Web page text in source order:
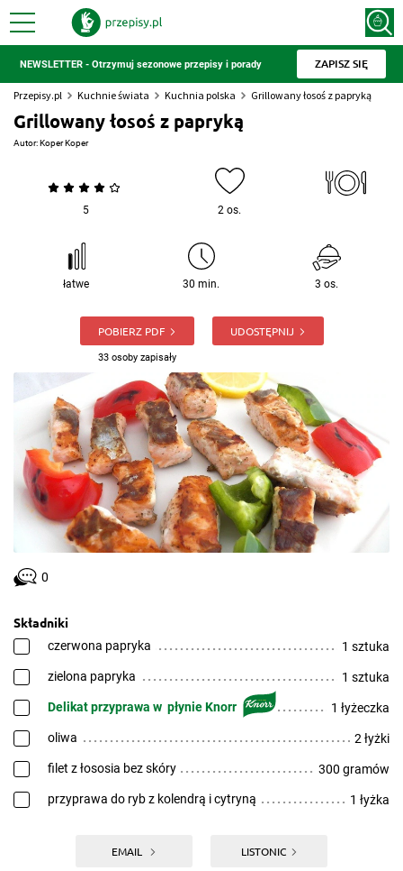
NEWSLETTER - Otrzymuj sezonowe przepisy i porady ZAPISZ SIĘ
Przepisy.pl Kuchnie świata Kuchnia polska Grillowany łosoś z papryką
Grillowany łosoś z papryką
Autor:Koper Koper
5 2 os.
łatwe 30 min. 3 os.
POBIERZ PDF
33 osoby zapisały
UDOSTĘPNIJ
0
Składniki
czerwona papryka 1 sztuka
zielona papryka 1 sztuka
Delikat przyprawa w płynie Knorr 1 łyżeczka
oliwa 2 łyżki
filet z łososia bez skóry 300 gramów
przyprawa do ryb z kolendrą i cytryną 1 łyżka
EMAIL LISTONIC